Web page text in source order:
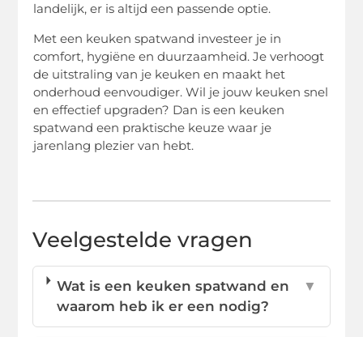
landelijk, er is altijd een passende optie.
Met een keuken spatwand investeer je in
comfort, hygiëne en duurzaamheid. Je verhoogt
de uitstraling van je keuken en maakt het
onderhoud eenvoudiger. Wil je jouw keuken snel
en effectief upgraden? Dan is een keuken
spatwand een praktische keuze waar je
jarenlang plezier van hebt.
Veelgestelde vragen
Wat is een keuken spatwand en
waarom heb ik er een nodig?
▼